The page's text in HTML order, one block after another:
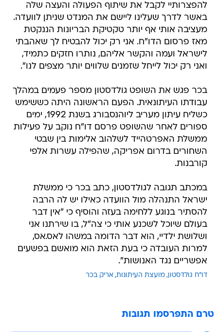
להפצרותיי לקבל את שיתוף הפעולה והעצה שלה
באשר לדרך שעלינו ליישם את המנדט שניתן לוועדה.
מעציבה אותי אף יותר טקטיקת הבריונות הננקטת
מאז פרסום הדו"ח. אני רק יכול להבטיח לך שאהבתי
לישראל ועמה והקשר אליהם, נותרו חזקים כתמיד,
ואני רק יכול לייחל שזמנים שלווים יותר מצפים לנו".
בכר פגש את השופט גולדסטון מספר פעמים במהלך
עבודתו העיתונאית. הפעם הראשונה היתה כששימש
כשליח עיתון מעריב ליוהנסבורג בשנת 1992, ימים
ספורים לאחר שהשופט פרסם דו"ח נוקב על פעילות
ממשלת האפרטהייד לשלהוב אלימות בין שבטי
השחורים בדרום אפריקה, שהפילה עשרות אלפי
קורבנות.
במכתב תגובה לגולדסטון, כתב בכר כי ממשלת
ישראל התנהלה מול הוועדה כאילו יש לה הרבה
להסתיר בנוגע ללחימה בעזה והוסיף כי "אין דבר
בעולם שיוכל לשכנע אותי כי צה"ל, בו שירתנו אני
ושלושת ילדיי, הוא דבר הדומה במשהו לאס.אס,
למרות העובדה כי בעת הזאת הוא מואשם בפשעים
אפשריים נגד האנושות".
דו"ח גולדסטון מועצת העיתונות אריק בכר
טרם התפרסמו תגובות